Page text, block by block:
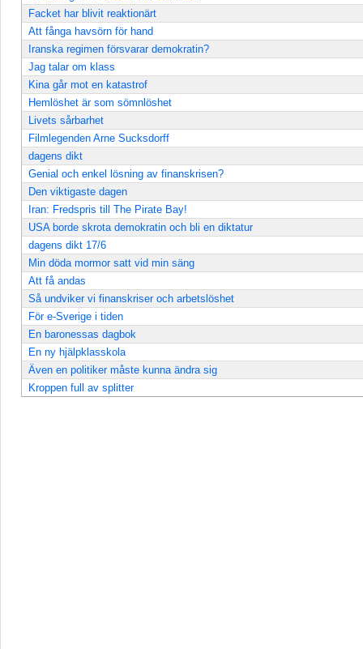
Facket har blivit reaktionärt
Att fånga havsörn för hand
Iranska regimen försvarar demokratin?
Jag talar om klass
Kina går mot en katastrof
Hemlöshet är som sömnlöshet
Livets sårbarhet
Filmlegenden Arne Sucksdorff
dagens dikt
Genial och enkel lösning av finanskrisen?
Den viktigaste dagen
Iran: Fredspris till The Pirate Bay!
USA borde skrota demokratin och bli en diktatur
dagens dikt 17/6
Min döda mormor satt vid min säng
Att få andas
Så undviker vi finanskriser och arbetslöshet
För e-Sverige i tiden
En baronessas dagbok
En ny hjälpklasskola
Även en politiker måste kunna ändra sig
Kroppen full av splitter